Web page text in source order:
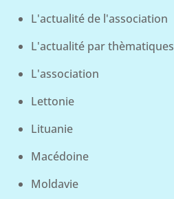
L'actualité de l'association
L'actualité par thèmatiques
L'association
Lettonie
Lituanie
Macédoine
Moldavie